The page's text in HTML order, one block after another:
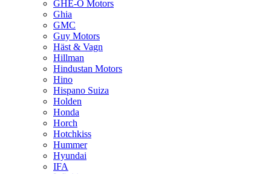
GHE-O Motors
Ghia
GMC
Guy Motors
Häst & Vagn
Hillman
Hindustan Motors
Hino
Hispano Suiza
Holden
Honda
Horch
Hotchkiss
Hummer
Hyundai
IFA